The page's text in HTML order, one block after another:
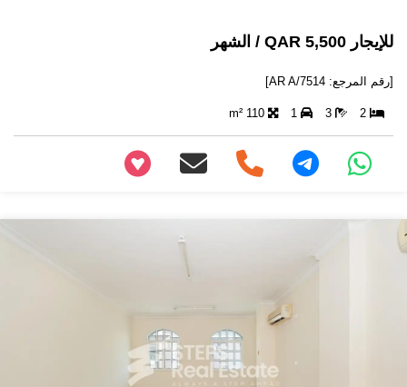
للإيجار 5,500 QAR / الشهر
[رقم المرجع: AR A/7514]
2
3
1
110 m²